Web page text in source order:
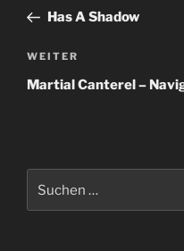
BeitragHas A Shadow
Nächster
Beitrag
WEITER
Martial Canterel –
nach: